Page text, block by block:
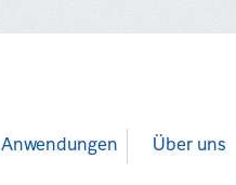
Anwendungen Über uns